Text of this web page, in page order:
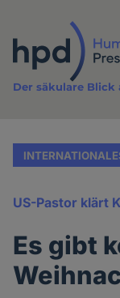
Inhalt
Der säkulare Blick
US-Pastor klärt
Es gibt